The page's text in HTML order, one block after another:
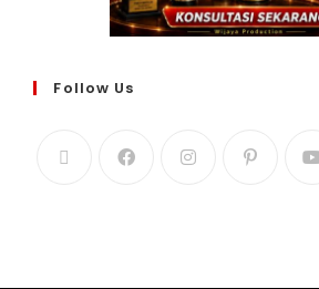
Follow Us